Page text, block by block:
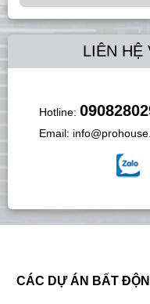
LIÊN HỆ
Hotline:
Email:
CÁC DỰ ÁN BẤT